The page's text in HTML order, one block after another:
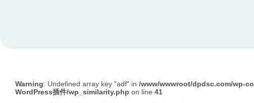
Warning: Undefined array key "adf" in /www/wwwroot/dpdsc.com/wp-
WordPress插件/wp_similarity.php on line 41